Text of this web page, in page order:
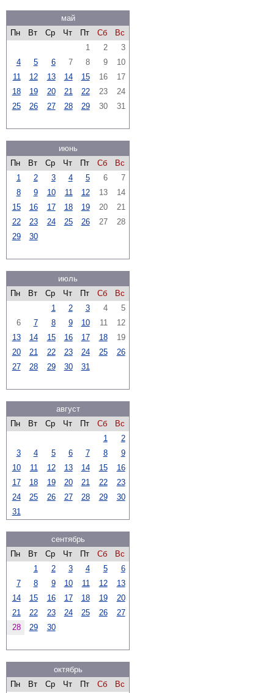
май
Пн
Вт Ср Чт Пт Сб
Вс
1
2
3
4
5 6 7 8 9
10
11
12 13 14 15 16
17
18
19 20 21 22 23
24
25
26 27 28 29 30 31
июнь
Пн
Вт Ср Чт Пт Сб
Вс
1
2 3 4 5 6
7
8
9 10 11 12 13
14
15
16 17 18 19 20
21
22
23 24 25 26 27
28
29
30
июль
Пн
Вт Ср Чт Пт Сб
Вс
1
2 3 4
5
6
7 8 9 10 11
12
13
14 15 16 17 18
19
20
21 22 23 24 25
26
27
28 29 30 31
август
Пн
Вт Ср Чт Пт Сб
Вс
1
2
3
4 5 6 7 8
9
10
11 12 13 14 15
16
17
18 19 20 21 22
23
24
25 26 27 28 29
30
31
сентябрь
Пн
Вт Ср Чт Пт Сб
Вс
1
2 3 4 5
6
7
8 9 10 11 12
13
14
15 16 17 18 19
20
21
22 23 24 25 26
27
28
29 30
октябрь
Пн
Вт Ср Чт Пт Сб
Вс